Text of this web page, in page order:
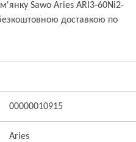
Sawo Aries ARI3-60Ni2-
доставкою по
00000010915
Aries